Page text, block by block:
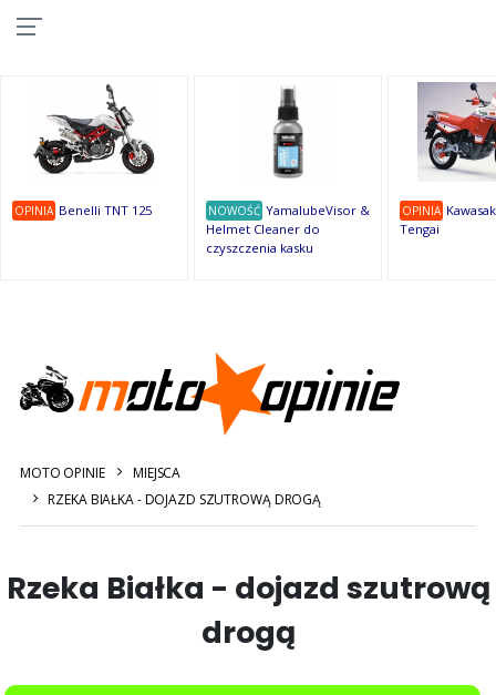
OSTATNIE
OPINIA Benelli TNT 125 NOWOŚĆ YamalubeVisor &
Helmet Cleaner do
czyszczenia kasku
OPINIA
Tengai
MOTO OPINIE
MIEJSCA
RZEKA BIAŁKA - DOJAZD SZUTROWĄ DROGĄ
Rzeka Białka - dojazd szutrową
drogą